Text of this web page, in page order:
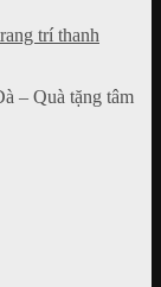
trí thanh